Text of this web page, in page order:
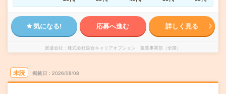
気になる! 応募へ進む 詳しく見る
派遣会社 株式会社綜合キャリアオプション 製造事業部（全国）
未読 掲載日 2026/08/08